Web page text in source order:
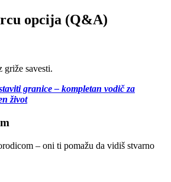
opcija (Q&A)
griže savesti.
granice – kompletan vodič za
život
– oni ti pomažu da vidiš stvarno